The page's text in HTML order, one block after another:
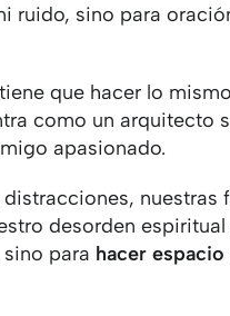
ruido, sino para
que hacer lo
como un arquitecto
apasionado.
nuestras
desorden espiritual
para hacer espacio